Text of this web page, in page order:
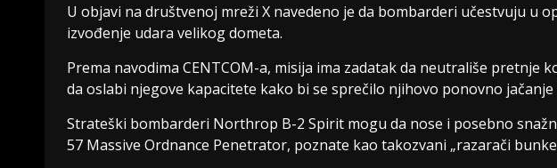
U objavi na društvenoj mreži X navedeno je da bombarderi učestvuju u
izvođenje udara velikog dometa.
Prema navodima CENTCOM-a, misija ima zadatak da neutrališe pretnje
da oslabi njegove kapacitete kako bi se sprečilo njihovo ponovno
Strateški bombarderi Northrop B-2 Spirit mogu da nose i posebno
57 Massive Ordnance Penetrator, poznate kao takozvani „razarači